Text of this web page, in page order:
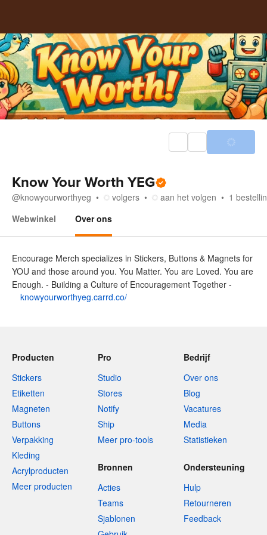
Know Your Worth YEG
@knowyourworthyeg volgers aan het volgen 1
Webwinkel
Over ons
Encourage Merch specializes in Stickers, Buttons & Magnets for
YOU and those around you. You Matter. You are Loved. You are
Enough. - Building a Culture of Encouragement Together -
knowyourworthyeg.carrd.co/
Producten
Stickers
Etiketten
Magneten
Buttons
Verpakking
Kleding
Acrylproducten
Meer producten
Pro
Studio
Stores
Notify
Ship
Meer pro-tools
Bedrijf
Over ons
Blog
Vacatures
Media
Statistieken
Bronnen
Acties
Teams
Sjablonen
Ondersteuning
Hulp
Retourneren
Feedback